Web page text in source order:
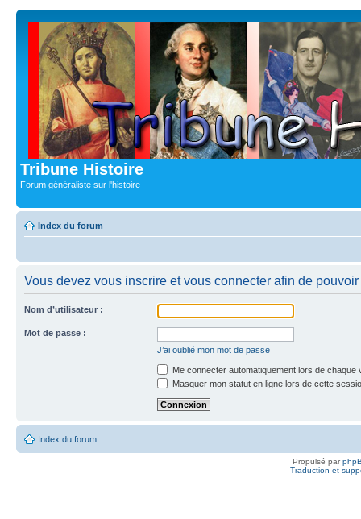
Tribune Histoire
Forum généraliste sur l'histoire
Index du forum
Vous devez vous inscrire et vous connecter afin de
Nom d’utilisateur :
Mot de passe :
J’ai oublié mon mot de passe
Me connecter automatiquement lors de chaque
Masquer mon statut en ligne lors de cette
Index du forum
Propulsé par
Traduction et